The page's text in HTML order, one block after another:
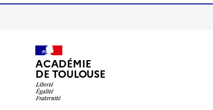
ACADÉMIE
DE TOULOUSE